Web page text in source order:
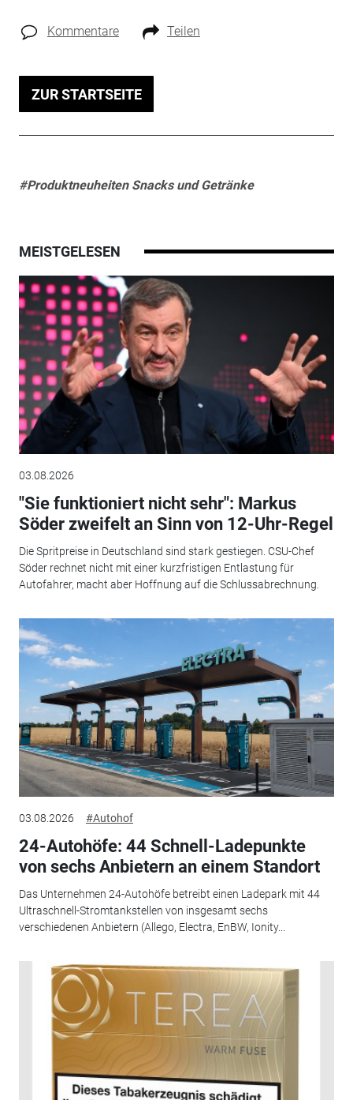
Kommentare Teilen
ZUR STARTSEITE
#Produktneuheiten Snacks und Getränke
MEISTGELESEN
03.08.2026
"Sie funktioniert nicht sehr": Markus
Söder zweifelt an Sinn von 12-Uhr-Regel
Die Spritpreise in Deutschland sind stark gestiegen. CSU-Chef
Söder rechnet nicht mit einer kurzfristigen Entlastung für
Autofahrer, macht aber Hoffnung auf die Schlussabrechnung.
03.08.2026 #Autohof
24-Autohöfe: 44 Schnell-Ladepunkte
von sechs Anbietern an einem Standort
Das Unternehmen 24-Autohöfe betreibt einen Ladepark mit 44
Ultraschnell-Stromtankstellen von insgesamt sechs
verschiedenen Anbietern (Allego, Electra, EnBW, Ionity...